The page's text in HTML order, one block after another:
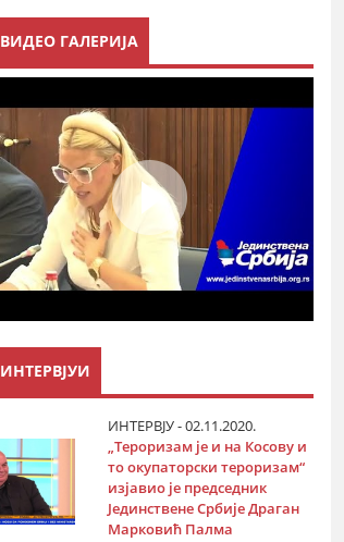
ВИДЕО ГАЛЕРИЈА
ИНТЕРВЈУИ
ИНТЕРВЈУ - 02.11.2020.
„Тероризам је и на Косову и
то окупаторски тероризам“
изјавио је председник
Јединствене Србије Драган
Марковић Палма